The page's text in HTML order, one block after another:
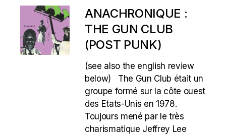
ANACHRONIQUE :
THE GUN CLUB
(POST PUNK)
(see also the english review
below) The Gun Club était un
groupe formé sur la côte ouest
des Etats-Unis en 1978.
Toujours mené par le très
charismatique Jeffrey Lee